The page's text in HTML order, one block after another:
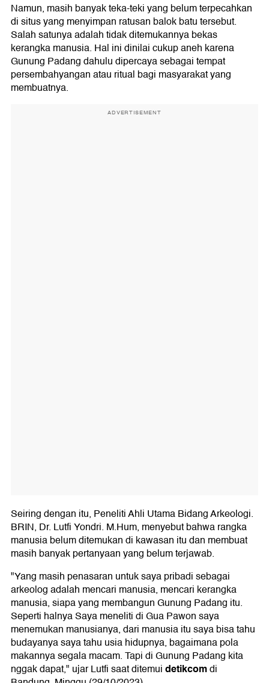
Namun, masih banyak teka-teki yang belum terpecahkan
di situs yang menyimpan ratusan balok batu tersebut.
Salah satunya adalah tidak ditemukannya bekas
kerangka manusia. Hal ini dinilai cukup aneh karena
Gunung Padang dahulu dipercaya sebagai tempat
persembahyangan atau ritual bagi masyarakat yang
membuatnya.
ADVERTISEMENT
Seiring dengan itu, Peneliti Ahli Utama Bidang Arkeologi.
BRIN, Dr. Lutfi Yondri. M.Hum, menyebut bahwa rangka
manusia belum ditemukan di kawasan itu dan membuat
masih banyak pertanyaan yang belum terjawab.
"Yang masih penasaran untuk saya pribadi sebagai
arkeolog adalah mencari manusia, mencari kerangka
manusia, siapa yang membangun Gunung Padang itu.
Seperti halnya Saya meneliti di Gua Pawon saya
menemukan manusianya, dari manusia itu saya bisa tahu
budayanya saya tahu usia hidupnya, bagaimana pola
makannya segala macam. Tapi di Gunung Padang kita
nggak dapat," ujar Lutfi saat ditemuidetikcomdi